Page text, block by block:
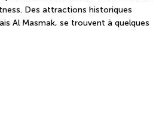
Des attractions historiques
Al Masmak, se trouvent à quelques